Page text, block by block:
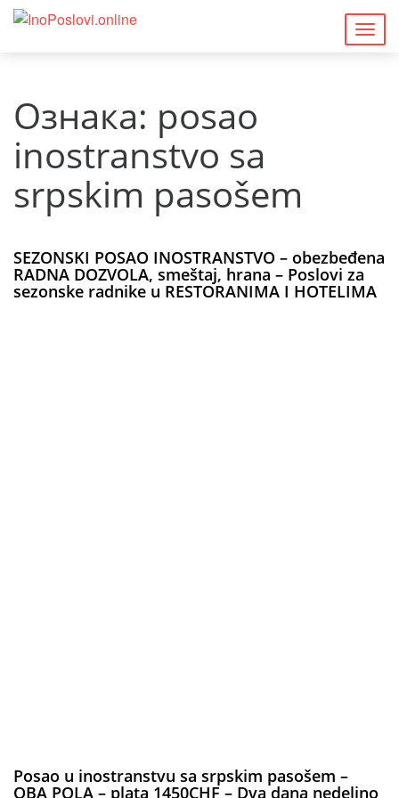
Ознака: posao
inostranstvo sa
srpskim pasošem
SEZONSKI POSAO INOSTRANSTVO – obezbeđena
RADNA DOZVOLA, smeštaj, hrana – Poslovi za
sezonske radnike u RESTORANIMA I HOTELIMA
Posao u inostranstvu sa srpskim pasošem –
OBA POLA – plata 1450CHF – Dva dana nedeljno